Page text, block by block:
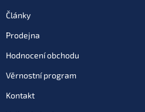
Články
Prodejna
Hodnocení obchodu
Věrnostní program
Kontakt